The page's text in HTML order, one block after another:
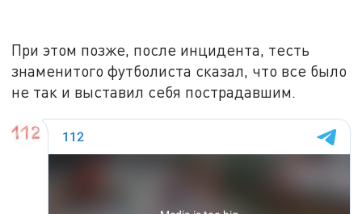
При этом позже, после инцидента, тесть
знаменитого футболиста сказал, что все было
не так и выставил себя пострадавшим.